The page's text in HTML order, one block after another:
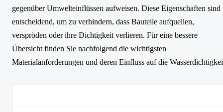
gegenüber Umwelteinflüssen aufweisen. Diese Eigenschaften sind
entscheidend, um zu verhindern, dass Bauteile aufquellen,
verspröden oder ihre Dichtigkeit verlieren. Für eine bessere
Übersicht finden Sie nachfolgend die wichtigsten
Materialanforderungen und deren Einfluss auf die